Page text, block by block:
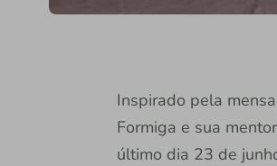
Inspirado pela
Formiga e sua
último dia 23 de